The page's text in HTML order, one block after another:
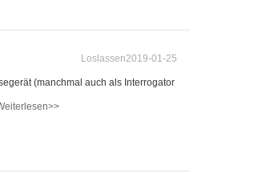
Loslassen2019-01-25
(manchmal auch als Interrogator